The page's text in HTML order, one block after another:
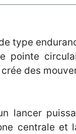
type
pointe
des
lancer
centrale et